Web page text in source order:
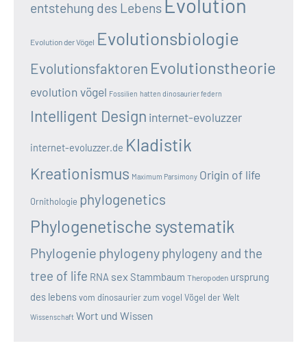
entstehung des Lebens Evolution
Evolution der Vögel Evolutionsbiologie
Evolutionsfaktoren Evolutionstheorie
evolution vögel Fossilien hatten dinosaurier federn
Intelligent Design internet-evoluzzer
internet-evoluzzer.de Kladistik
Kreationismus Maximum Parsimony Origin of life
Ornithologie phylogenetics
Phylogenetische systematik
Phylogenie phylogenyphylogeny and the
tree of life RNA sex Stammbaum Theropoden ursprung
des lebensvom dinosaurier zum vogel Vögel der Welt
Wissenschaft Wort und Wissen